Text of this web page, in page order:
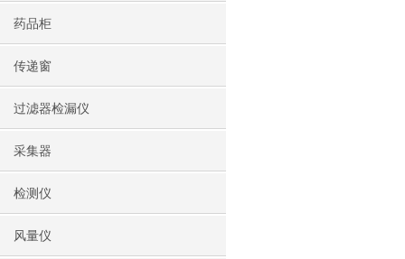
药品柜
传递窗
过滤器检漏仪
采集器
检测仪
风量仪